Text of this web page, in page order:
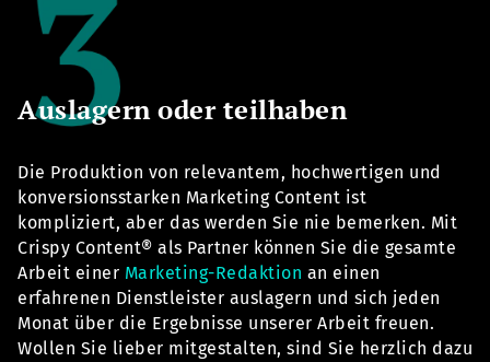
Auslagern oder teilhaben
Die Produktion von relevantem, hochwertigen und
konversionsstarken Marketing Content ist
kompliziert, aber das werden Sie nie bemerken. Mit
Crispy Content® als Partner können Sie die gesamte
Arbeit einer Marketing-Redaktion an einen
erfahrenen Dienstleister auslagern und sich jeden
Monat über die Ergebnisse unserer Arbeit freuen.
Wollen Sie lieber mitgestalten, sind Sie herzlich dazu